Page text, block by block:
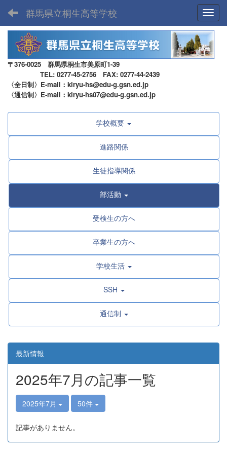
群馬県立桐生高等学校
〒376-0025 群馬県桐生市美原町1-39
TEL: 0277-45-2756 FAX: 0277-44-2439
〈全日制〉E-mail：kiryu-hs@edu-g.gsn.ed.jp
〈通信制〉E-mail：kiryu-hs07@edu-g.gsn.ed.jp
学校概要
進路関係
生徒指導関係
部活動
受検生の方へ
卒業生の方へ
学校生活
SSH
通信制
最新情報
2025年7月の記事一覧
2025年7月 50件
記事がありません。